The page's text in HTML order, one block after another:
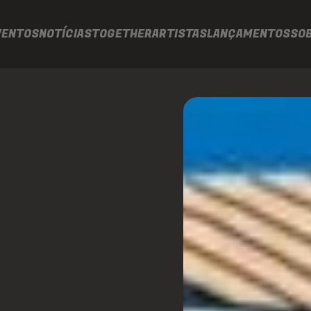
NOTÍCIASTOGETHERARTISTASLANÇAMENTOS